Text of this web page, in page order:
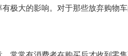
极大的影响。对于那些放弃购物